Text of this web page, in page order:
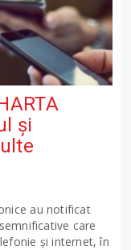
și
au notificat
care
și internet, în